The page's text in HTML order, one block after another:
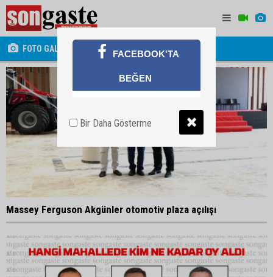
FOTO GALERİ
Massey Ferguson Akgünler otomotiv plaza açılışı
FACEBOOK'TA
BEĞEN
Bir Daha Gösterme